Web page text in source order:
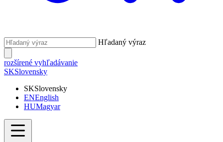
Hľadaný výraz
rozšírené vyhľadávanie
SKSlovensky
SKSlovensky
ENEnglish
HUMagyar